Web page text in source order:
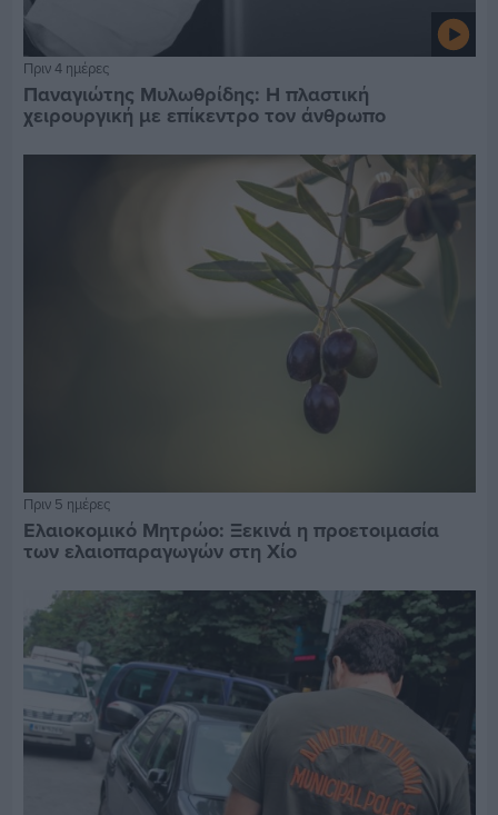
Πριν 4 ημέρες
Παναγιώτης Μυλωθρίδης: Η πλαστική
χειρουργική με επίκεντρο τον άνθρωπο
Πριν 5 ημέρες
Ελαιοκομικό Μητρώο: Ξεκινά η προετοιμασία
των ελαιοπαραγωγών στη Χίο